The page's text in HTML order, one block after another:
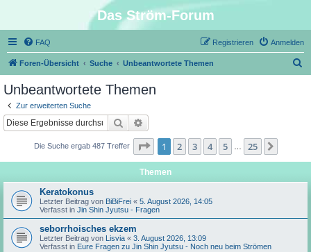
Das Ström-Forum
FAQ Anmelden
Registrieren
Foren-Übersicht Suche Unbeantwortete Themen
Unbeantwortete Themen
Zur erweiterten Suche
Suche
Die Suche ergab 487 Treffer Seite 1von 25
1 2 3 4 5 25
Themen
Keratokonus
Letzter Beitrag von BiBiFrei « 5. August 2026, 14:05
Verfasst in Jin Shin Jyutsu - Fragen
seborrhoisches ekzem
Letzter Beitrag von Lisvia « 3. August 2026, 13:09
Verfasst in Eure Fragen zu Jin Shin Jyutsu - Noch neu beim Strömen